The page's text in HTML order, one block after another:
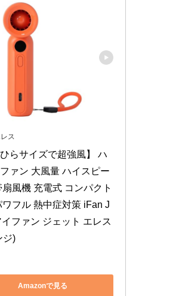
ス
ひらサイズで超強風】 ハ
ァン 大風量 ハイスピー
扇風機 充電式 コンパクト
ワフル 熱中症対策 iFan J
ファン ジェット エレス
ジ)
Amazonで見る